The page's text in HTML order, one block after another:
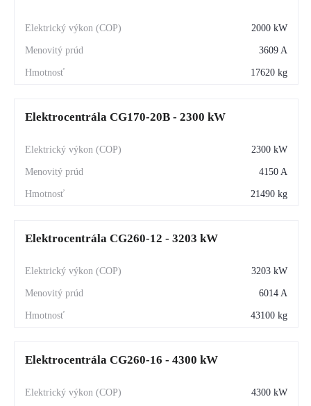
2000 kW
3609 A
17620 kg
Elektrocentrála CG170-20B - 2300 kW
2300 kW
4150 A
21490 kg
Elektrocentrála CG260-12 - 3203 kW
3203 kW
6014 A
43100 kg
Elektrocentrála CG260-16 - 4300 kW
4300 kW